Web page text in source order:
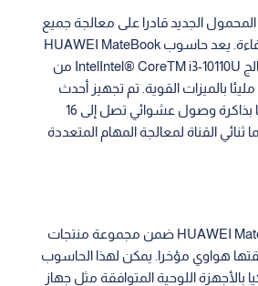
الجديد قادرا على معالجة جميع
مهامك، مهما كانت، بكفاءة. يعد حاسوب HUAWEI MateBook
D15 الجديد المدعوم بمعالج IntelIntel® CoreTM i3-10110U من
مليئا بالميزات القوية. تم تجهيز أحدث
حاسوب من هواوي أيضا بذاكرة وصول عشوائي تصل إلى 16
القناة لمعالجة المهام المتعددة
يقع حاسوب HUAWEI MateBook D15 ضمن مجموعة منتجات
هواوي مؤخرا. يمكن لهذا الحاسوب
بالأجهزة اللوحية المتوافقة مثل جهاز